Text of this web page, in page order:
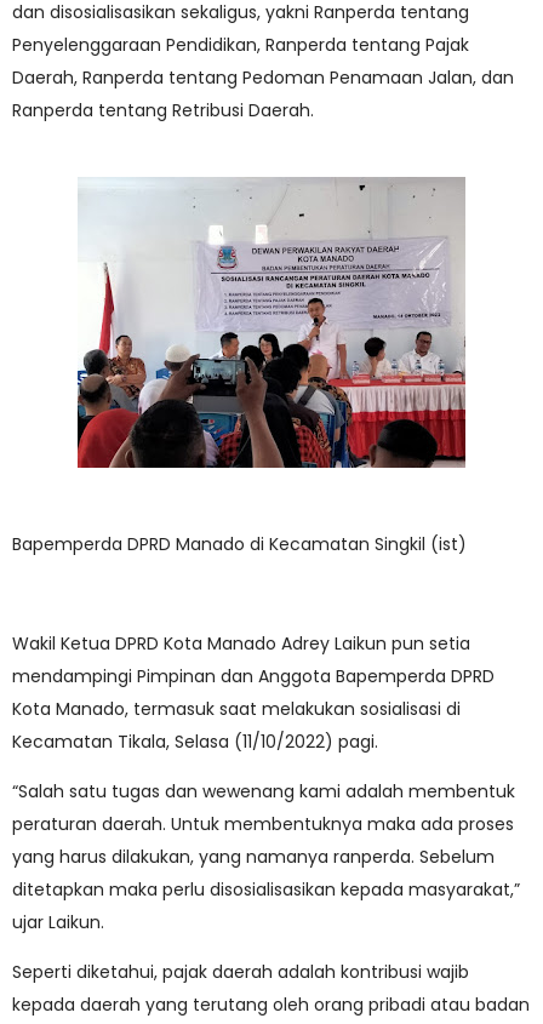
dan disosialisasikan sekaligus, yakni Ranperda tentang
Penyelenggaraan Pendidikan, Ranperda tentang Pajak
Daerah, Ranperda tentang Pedoman Penamaan Jalan, dan
Ranperda tentang Retribusi Daerah.
Bapemperda DPRD Manado di Kecamatan Singkil (ist)
Wakil Ketua DPRD Kota Manado Adrey Laikun pun setia
mendampingi Pimpinan dan Anggota Bapemperda DPRD
Kota Manado, termasuk saat melakukan sosialisasi di
Kecamatan Tikala, Selasa (11/10/2022) pagi.
“Salah satu tugas dan wewenang kami adalah membentuk
peraturan daerah. Untuk membentuknya maka ada proses
yang harus dilakukan, yang namanya ranperda. Sebelum
ditetapkan maka perlu disosialisasikan kepada masyarakat,”
ujar Laikun.
Seperti diketahui, pajak daerah adalah kontribusi wajib
kepada daerah yang terutang oleh orang pribadi atau badan